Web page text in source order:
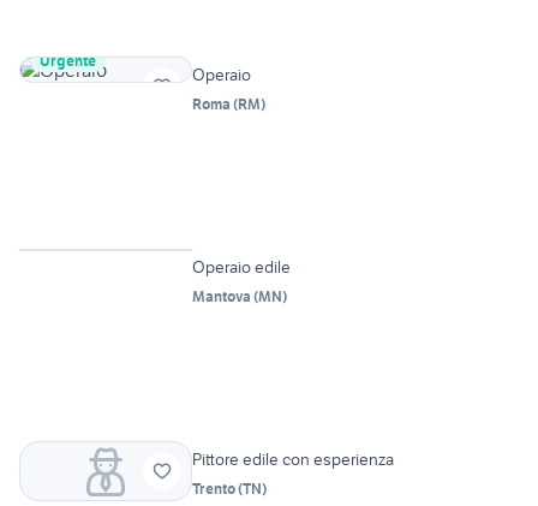
Urgente
Operaio
Roma (RM)
Operaio edile
Mantova (MN)
Pittore edile con esperienza
Trento(TN)